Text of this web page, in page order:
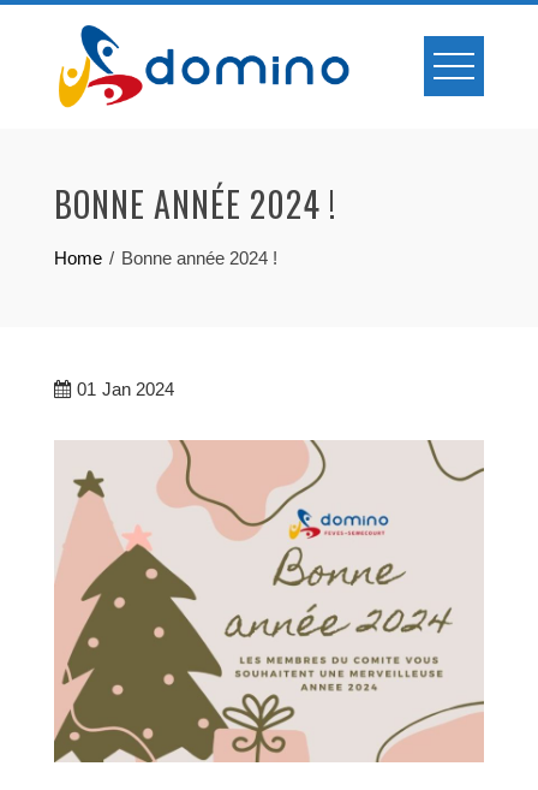
content
BONNE ANNÉE 2024 !
Home Bonne année 2024 !
01 Jan 2024